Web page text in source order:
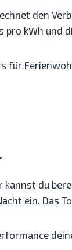
den
pro kWh und
für
du
ein. Das